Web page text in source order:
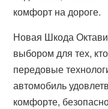
комфорт на дороге.
Новая Шкода
выбором для тех,
передовые
автомобиль
комфорте,